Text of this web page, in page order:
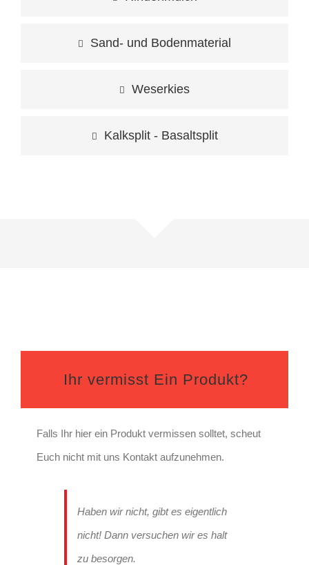
Sand- und Bodenmaterial
Weserkies
Kalksplit - Basaltsplit
Ihr vermisst Ein Produkt?
Falls Ihr hier ein Produkt vermissen solltet, scheut
Euch nicht mit uns Kontakt aufzunehmen.
Haben wir nicht, gibt es eigentlich
nicht! Dann versuchen wir es halt
zu besorgen.